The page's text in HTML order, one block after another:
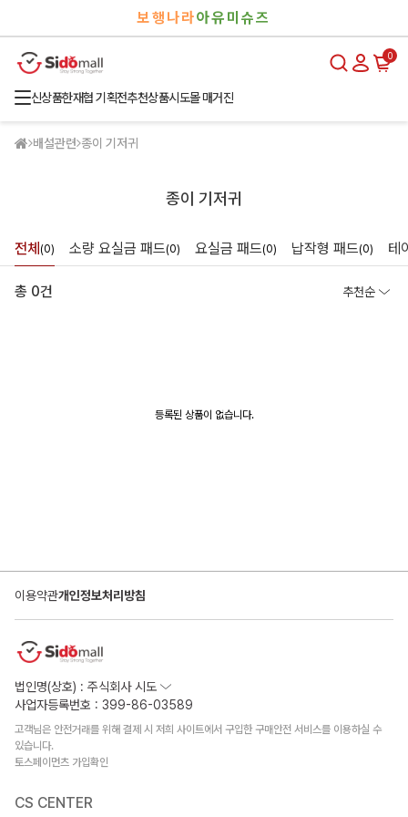
보행나라아유미슈즈
0
신상품한재협 기획전추천상품시도몰 매거진
배설관련 종이 기저귀
종이 기저귀
전체 (0) 소량 요실금 패드(0) 요실금 패드(0) 납작형 패드(0) 테
총 0건 추천순
등록된 상품이 없습니다.
이용약관개인정보처리방침
법인명(상호) : 주식회사 시도
사업자등록번호 : 399-86-03589
고객님은 안전거래를 위해 결제 시 저희 사이트에서 구입한 구매안전 서비스를 이용하실 수
있습니다.
토스페이먼츠 가입확인
CS CENTER